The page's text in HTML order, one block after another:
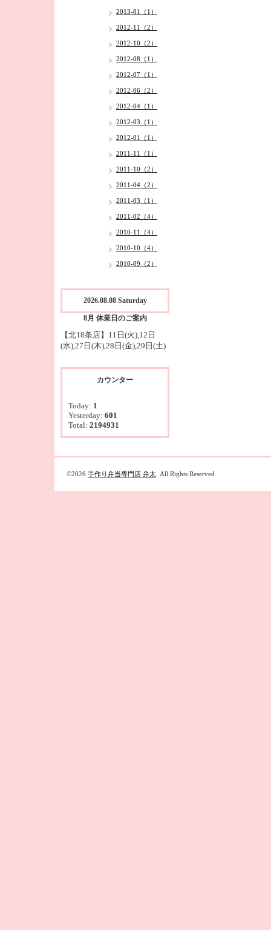
2013-01（1）
2012-11（2）
2012-10（2）
2012-08（1）
2012-07（1）
2012-06（2）
2012-04（1）
2012-03（1）
2012-01（1）
2011-11（1）
2011-10（2）
2011-04（2）
2011-03（1）
2011-02（4）
2010-11（4）
2010-10（4）
2010-09（2）
2026.08.08 Saturday
8月 休業日のご案内
【北18条店】11日(火),12日
(水),27日(木),28日(金),29日(土)
カウンター
Today: 1
Yesterday: 601
Total: 2194931
©2026 手作り弁当専門店 弁太 . All Rights Reserved.